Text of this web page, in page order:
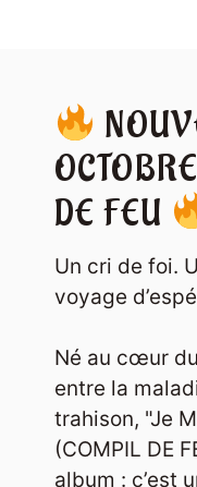
DE FEU
Un cri de foi.
voyage
Né au cœur
entre la
trahison, "Je
(COMPIL DE
album : c’est